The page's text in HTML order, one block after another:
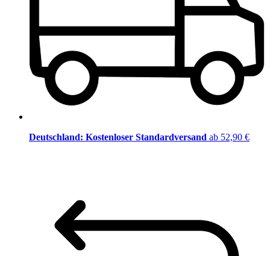
Deutschland: Kostenloser Standardversand ab 52,90 €